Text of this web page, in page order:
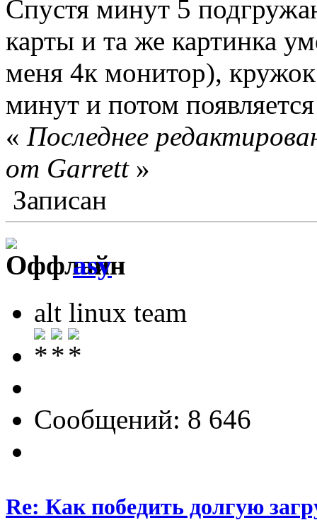
Спустя минут 5
карты и та же картинка
меня 4к монитор),
минут и потом
« Последнее
от Garrett»
Записан
asy
alt linux team
Сообщений: 8 646
Re: Как победить долгую